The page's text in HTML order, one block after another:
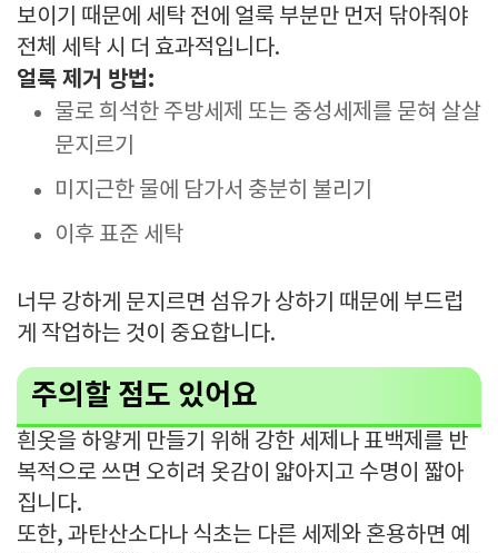
보이기 때문에 세탁 전에 얼룩 부분만 먼저 닦아줘야
전체 세탁 시 더 효과적입니다.
얼룩 제거 방법:
물로 희석한 주방세제 또는 중성세제를 묻혀 살살
문지르기
미지근한 물에 담가서 충분히 불리기
이후 표준 세탁
너무 강하게 문지르면 섬유가 상하기 때문에 부드럽
게 작업하는 것이 중요합니다.
주의할 점도 있어요
흰옷을 하얗게 만들기 위해 강한 세제나 표백제를 반
복적으로 쓰면 오히려 옷감이 얇아지고 수명이 짧아
집니다.
또한, 과탄산소다나 식초는 다른 세제와 혼용하면 예